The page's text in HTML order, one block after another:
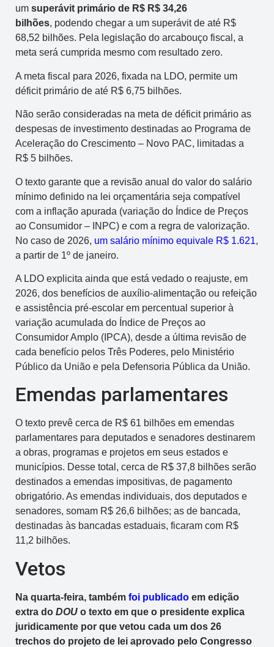
um superávit primário de R$ R$ 34,26
bilhões, podendo chegar a um superávit de até R$
68,52 bilhões. Pela legislação do arcabouço fiscal, a
meta será cumprida mesmo com resultado zero.
A meta fiscal para 2026, fixada na LDO, permite um
déficit primário de até R$ 6,75 bilhões.
Não serão consideradas na meta de déficit primário as
despesas de investimento destinadas ao Programa de
Aceleração do Crescimento – Novo PAC, limitadas a
R$ 5 bilhões.
O texto garante que a revisão anual do valor do salário
mínimo definido na lei orçamentária seja compatível
com a inflação apurada (variação do Índice de Preços
ao Consumidor – INPC) e com a regra de valorização.
No caso de 2026, um salário mínimo equivale R$ 1.621,
a partir de 1º de janeiro.
A LDO explicita ainda que está vedado o reajuste, em
2026, dos benefícios de auxílio-alimentação ou refeição
e assistência pré-escolar em percentual superior à
variação acumulada do Índice de Preços ao
Consumidor Amplo (IPCA), desde a última revisão de
cada benefício pelos Três Poderes, pelo Ministério
Público da União e pela Defensoria Pública da União.
Emendas parlamentares
O texto prevê cerca de R$ 61 bilhões em emendas
parlamentares para deputados e senadores destinarem
a obras, programas e projetos em seus estados e
municípios. Desse total, cerca de R$ 37,8 bilhões serão
destinados a emendas impositivas, de pagamento
obrigatório. As emendas individuais, dos deputados e
senadores, somam R$ 26,6 bilhões; as de bancada,
destinadas às bancadas estaduais, ficaram com R$
11,2 bilhões.
Vetos
Na quarta-feira, também foi publicado em edição
extra do DOU o texto em que o presidente explica
juridicamente por que vetou cada um dos 26
trechos do projeto de lei aprovado pelo Congresso